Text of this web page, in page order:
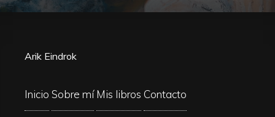
Arik Eindrok
Inicio Sobre mí Mis libros Contacto